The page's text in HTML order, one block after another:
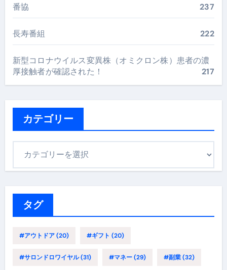
番協 237
長寿番組 222
新型コロナウイルス変異株（オミクロン株）患者の濃
厚接触者が確認された！
217
カテゴリー
タグ
#アウトドア(20) #ギフト (20)
#サロンドロワイヤル(31) #マネー(29) #副業(32)